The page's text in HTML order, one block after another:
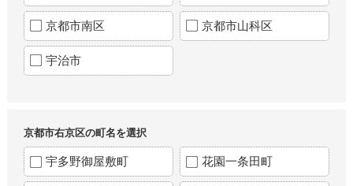
京都市南区 京都市山科区
宇治市
京都市右京区の町名を選択
宇多野御屋敷町 花園一条田町